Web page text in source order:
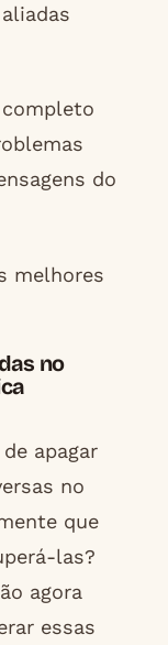
do
melhores
no
apagar
no
que
las?
agora
essas